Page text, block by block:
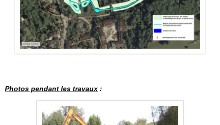
Photos pendant les travaux :